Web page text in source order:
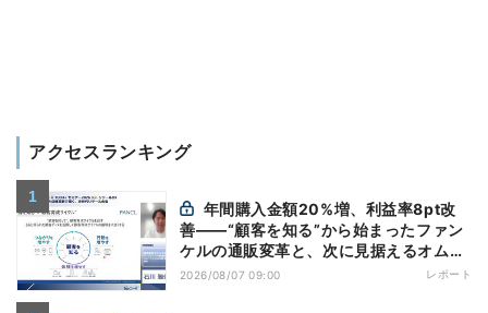
アクセスランキング
善——“顧客を知る”から始まったファン
ケルの通販変革と、次に見据えるオムニ
チャネル
2026/08/07 09:00 レポート